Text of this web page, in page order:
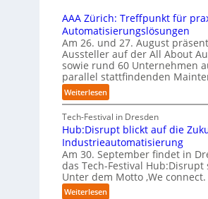
k
o
m
-
D
E
I
-
I
n
d
e
x
t
S
t
e
f
a
n
S
h
w
a
b
z
u
m
t
e
r
n
e
h
m
e
n
w
o
l
l
e
n
AAA Zürich: Treffpunkt für
Automatisierungslösungen
Am 26. und 27. August
Aussteller auf der All About
sowie rund 60 Unternehmen
parallel stattfindenden
Weiterlesen:
A
A
A
Z
ü
r
i
c
Tech-Festival in Dresden
Hub:Disrupt blickt auf die
Industrieautomatisierung
Am 30. September findet in
das Tech-Festival Hub:Disrupt
Unter dem Motto ‚We connect.
Weiterlesen: